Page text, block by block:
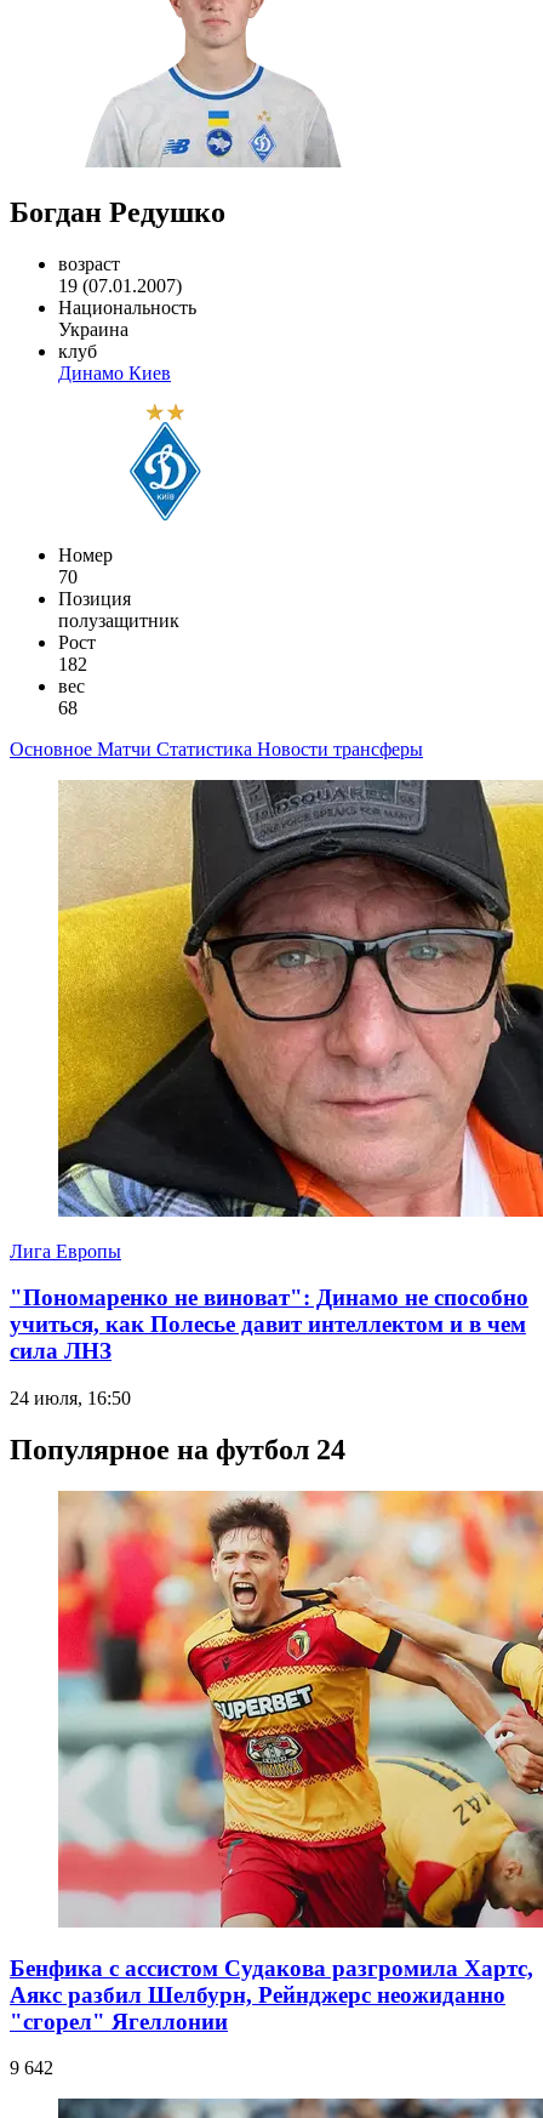
Богдан Редушко
возраст
19 (07.01.2007)
Национальность
Украина
клуб
Динамо Киев
Номер
70
Позиция
полузащитник
Рост
182
вес
68
Основное Матчи Статистика Новости трансферы
Лига Европы
"Пономаренко не виноват": Динамо не способно
учиться, как Полесье давит интеллектом и в чем
сила ЛНЗ
24 июля, 16:50
Популярное на футбол 24
Бенфика с ассистом Судакова разгромила Хартс,
Аякс разбил Шелбурн, Рейнджерс неожиданно
"сгорел" Ягеллонии
9 642